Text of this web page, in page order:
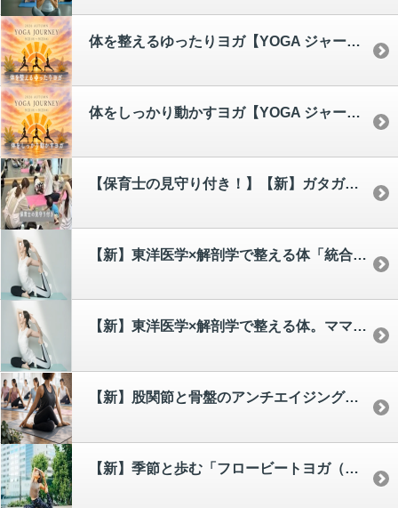
体を整えるゆったりヨガ【YOGA ジャーニー秋編】
体をしっかり動かすヨガ【YOGA ジャーニー秋編】
【保育士の見守り付き！】【新】ガタガタ骨盤を土台から整える。ママのための「体幹リカバリーヨガ」[haruka]
【新】東洋医学×解剖学で整える体「統合医療ヨガ」(大人クラス) [akemi]
【新】東洋医学×解剖学で整える体。ママのための「統合医療ヨガ」(子連れママクラス) [akemi]
【新】股関節と骨盤のアンチエイジング。「骨盤チューニングヨガ」[haruka]
【新】季節と歩む「フロービートヨガ（旧フローミュージックヨガ）」(大人クラス) [yui]